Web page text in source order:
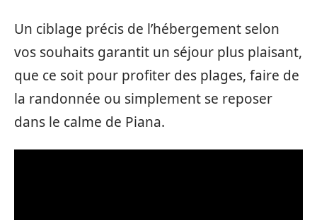
Un ciblage précis de l’hébergement selon
vos souhaits garantit un séjour plus plaisant,
que ce soit pour profiter des plages, faire de
la randonnée ou simplement se reposer
dans le calme de Piana.